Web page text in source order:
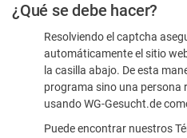
¿Qué se debe hacer?
Resolviendo el captcha
automáticamente el sitio
la casilla abajo. De esta
programa sino una persona
usando WG-Gesucht.de
Puede encontrar nuestros